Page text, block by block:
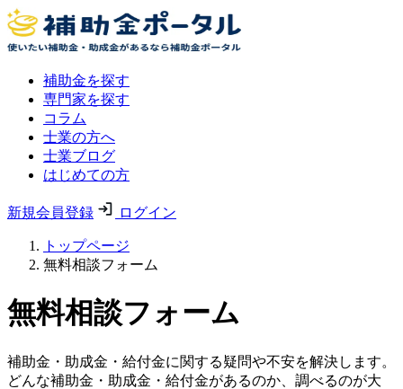
補助金を探す
専門家を探す
コラム
士業の方へ
士業ブログ
はじめての方
新規会員登録 ログイン
トップページ
無料相談フォーム
無料相談フォーム
補助金・助成金・給付金に関する疑問や不安を解決します。
どんな補助金・助成金・給付金があるのか、調べるのが大